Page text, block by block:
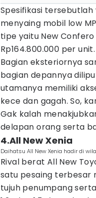
Spesifikasi
menyaing mobil low
tipe yaitu New
Rp164.800.000 per unit.
Bagian eksteriornya
bagian depannya
utamanya memiliki
kece dan gagah. So,
Gak kalah
delapan orang serta
4.All New Xenia
Daihatsu All New Xenia hadir di
Rival berat All New
satu pesaing terbesar
tujuh penumpang